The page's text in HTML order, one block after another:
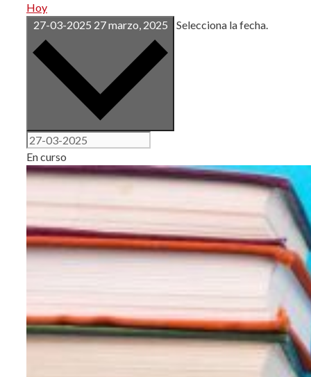
Hoy
27-03-2025 27 marzo, 2025 Selecciona la fecha.
En curso